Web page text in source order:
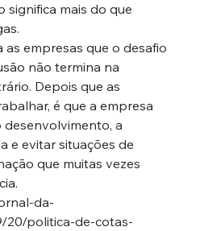
significa mais do que
as empresas que o desafio
não termina na
Depois que as
é que a empresa
a
e evitar situações de
que muitas vezes
da-
politica-de-cotas-